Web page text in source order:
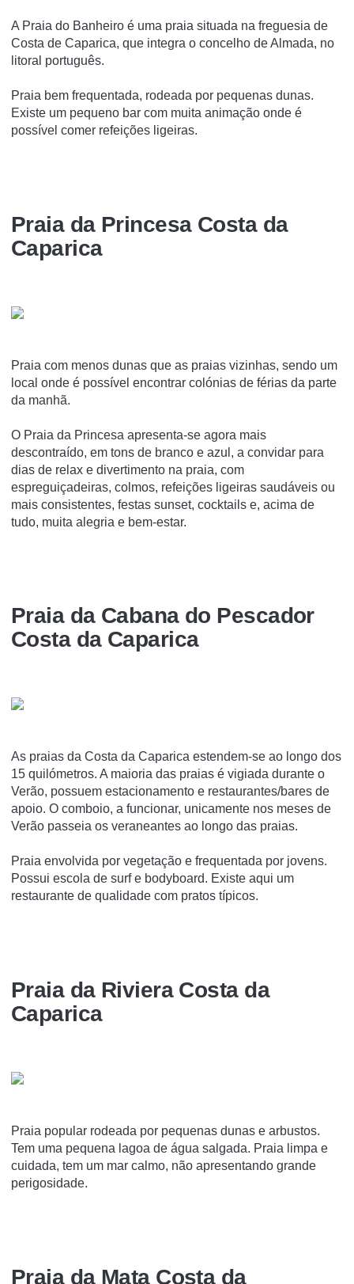
A Praia do Banheiro é uma praia situada na freguesia de
Costa de Caparica, que integra o concelho de Almada, no
litoral português.
Praia bem frequentada, rodeada por pequenas dunas.
Existe um pequeno bar com muita animação onde é
possível comer refeições ligeiras.
Praia da Princesa Costa da
Caparica
Praia com menos dunas que as praias vizinhas, sendo um
local onde é possível encontrar colónias de férias da parte
da manhã.
O Praia da Princesa apresenta-se agora mais
descontraído, em tons de branco e azul, a convidar para
dias de relax e divertimento na praia, com
espreguiçadeiras, colmos, refeições ligeiras saudáveis ou
mais consistentes, festas sunset, cocktails e, acima de
tudo, muita alegria e bem-estar.
Praia da Cabana do Pescador
Costa da Caparica
As praias da Costa da Caparica estendem-se ao longo dos
15 quilómetros. A maioria das praias é vigiada durante o
Verão, possuem estacionamento e restaurantes/bares de
apoio. O comboio, a funcionar, unicamente nos meses de
Verão passeia os veraneantes ao longo das praias.
Praia envolvida por vegetação e frequentada por jovens.
Possui escola de surf e bodyboard. Existe aqui um
restaurante de qualidade com pratos típicos.
Praia da Riviera Costa da
Caparica
Praia popular rodeada por pequenas dunas e arbustos.
Tem uma pequena lagoa de água salgada. Praia limpa e
cuidada, tem um mar calmo, não apresentando grande
perigosidade.
Praia da Mata Costa da